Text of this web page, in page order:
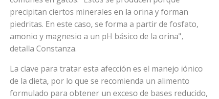
precipitan ciertos minerales en la orina y forman
piedritas. En este caso, se forma a partir de fosfato,
amonio y magnesio a un pH básico de la orina",
detalla Constanza.
La clave para tratar esta afección es el manejo iónico
de la dieta, por lo que se recomienda un alimento
formulado para obtener un exceso de bases reducido,